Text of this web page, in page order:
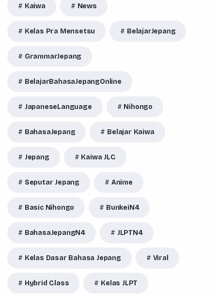
Kaiwa News
Kelas Pra Mensetsu BelajarJepang
GrammarJepang
BelajarBahasaJepangOnline
JapaneseLanguage Nihongo
BahasaJepang Belajar Kaiwa
Jepang Kaiwa JLC
Seputar Jepang Anime
Basic Nihongo BunkeiN4
BahasaJepangN4 JLPTN4
Kelas Dasar Bahasa Jepang Viral
Hybrid Class Kelas JLPT